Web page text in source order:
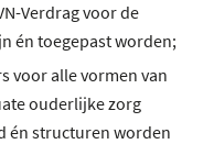
Verdrag voor de
én toegepast worden;
voor alle vormen van
ouderlijke zorg
én structuren worden